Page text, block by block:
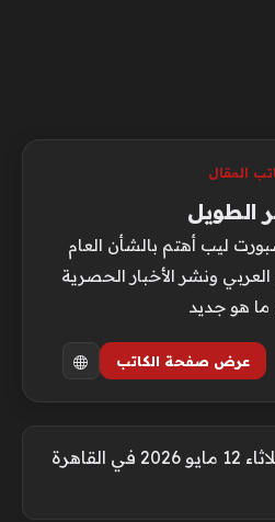
المقال
الطويل
ليب أهتم بالشأن العام
ونشر الأخبار الحصرية
ما هو جديد
عرض صفحة الكاتب
مواقيت الصلاة اليوم الثلاثاء 12 مايو 2026 في القاهرة